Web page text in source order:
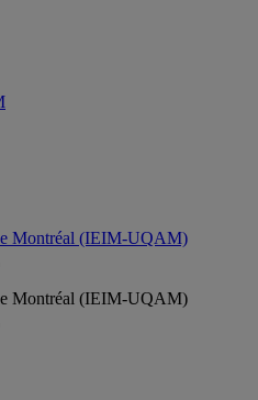
Montréal (IEIM-UQAM)
Montréal (IEIM-UQAM)